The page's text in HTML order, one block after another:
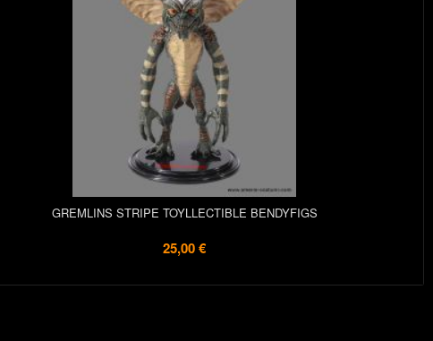
GREMLINS STRIPE TOYLLECTIBLE BENDYFIGS
25,00 €